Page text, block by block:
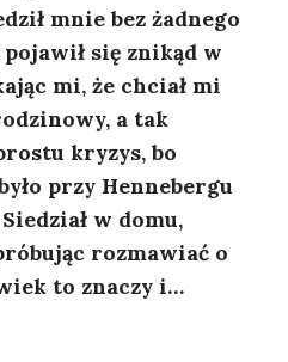
mnie bez żadnego
się znikąd w
mi, że chciał mi
a tak
kryzys, bo
przy Hennebergu
w domu,
rozmawiać o
to znaczy i…